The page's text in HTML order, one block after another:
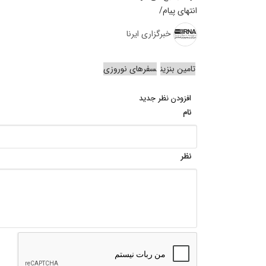
انتهای پیام/
خبرگزاری ایرنا
تامین بنزین سفرهای نوروزی
افزودن نظر جدید
نام
نظر